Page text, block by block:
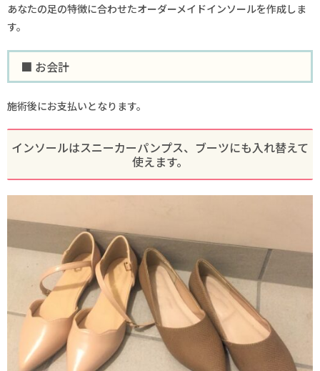
あなたの足の特徴に合わせたオーダーメイドインソールを作成しま
す。
■ お会計
施術後にお支払いとなります。
インソールはスニーカーパンプス、ブーツにも入れ替えて
使えます。